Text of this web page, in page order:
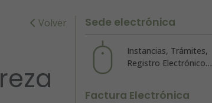
Volver Sede electrónica
Instancias, Trámites,
Registro Electrónico…
Factura Electrónica